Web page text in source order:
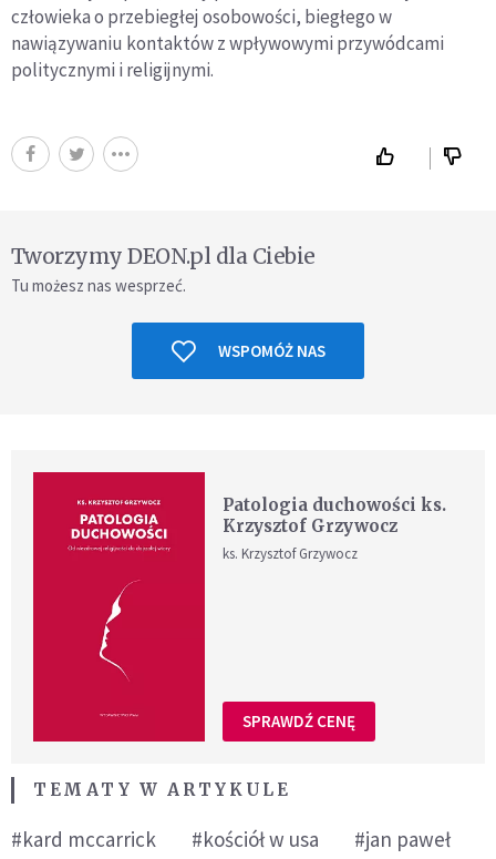
człowieka o przebiegłej osobowości, biegłego w
nawiązywaniu kontaktów z wpływowymi przywódcami
politycznymi i religijnymi.
Tworzymy DEON.pl dla Ciebie
Tu możesz nas wesprzeć.
WSPOMÓŻ NAS
Patologia duchowości ks.
Krzysztof Grzywocz
ks. Krzysztof Grzywocz
SPRAWDŹ CENĘ
TEMATY W ARTYKULE
#kard mccarrick #kościół w usa
#jan paweł